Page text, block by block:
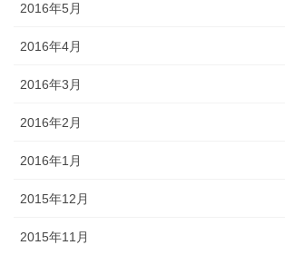
2016年5月
2016年4月
2016年3月
2016年2月
2016年1月
2015年12月
2015年11月